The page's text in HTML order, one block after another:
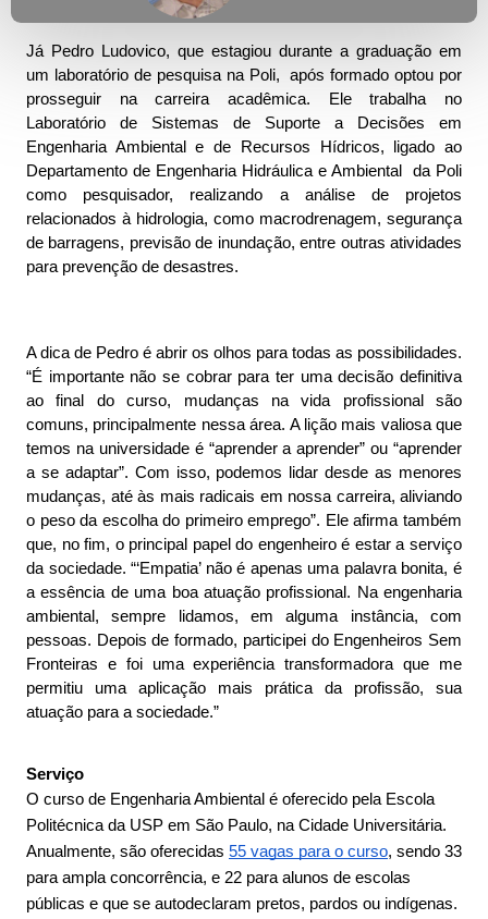
Já Pedro Ludovico, que estagiou durante a graduação em
um laboratório de pesquisa na Poli,  após formado optou por
prosseguir na carreira acadêmica. Ele trabalha no
Laboratório de Sistemas de Suporte a Decisões em
Engenharia Ambiental e de Recursos Hídricos, ligado ao
Departamento de Engenharia Hidráulica e Ambiental  da Poli
como pesquisador, realizando a análise de projetos
relacionados à hidrologia, como macrodrenagem, segurança
de barragens, previsão de inundação, entre outras atividades
para prevenção de desastres.
A dica de Pedro é abrir os olhos para todas as possibilidades.
“É importante não se cobrar para ter uma decisão definitiva
ao final do curso, mudanças na vida profissional são
comuns, principalmente nessa área. A lição mais valiosa que
temos na universidade é “aprender a aprender” ou “aprender
a se adaptar”. Com isso, podemos lidar desde as menores
mudanças, até às mais radicais em nossa carreira, aliviando
o peso da escolha do primeiro emprego”. Ele afirma também
que, no fim, o principal papel do engenheiro é estar a serviço
da sociedade. “‘Empatia’ não é apenas uma palavra bonita, é
a essência de uma boa atuação profissional. Na engenharia
ambiental, sempre lidamos, em alguma instância, com
pessoas. Depois de formado, participei do Engenheiros Sem
Fronteiras e foi uma experiência transformadora que me
permitiu uma aplicação mais prática da profissão, sua
atuação para a sociedade.”
Serviço
O curso de Engenharia Ambiental é oferecido pela Escola
Politécnica da USP em São Paulo, na Cidade Universitária.
Anualmente, são oferecidas 55 vagas para o curso, sendo 33
para ampla concorrência, e 22 para alunos de escolas
públicas e que se autodeclaram pretos, pardos ou indígenas.